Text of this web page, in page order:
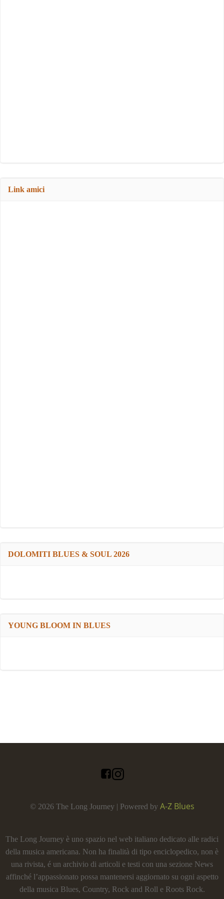
Link amici
DOLOMITI BLUES & SOUL 2026
YOUNG BLOOM IN BLUES
© 2026 The Long Journey | Powered by A-Z Blues
The Long Journey è uno spazio nel web italiano dedicato alle radici
della musica americana. Non ha finalità di tipo enciclopedico, non è
una rivista, é un archivio di articoli e testi con una sezione News
affinché l’appassionato possa mantenersi aggiornato su ogni aspetto
della musica Blues, Country, Rock and Roll e Roots Rock.